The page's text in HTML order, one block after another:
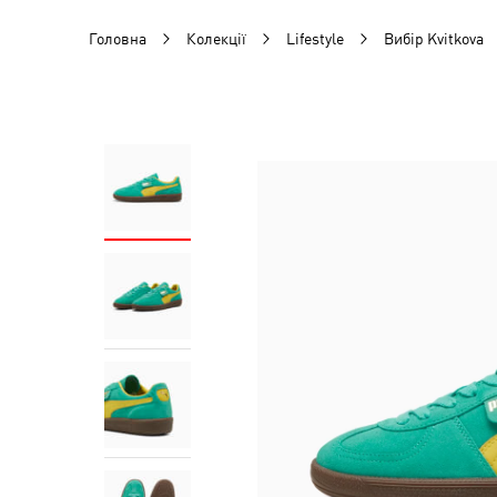
Головна Колекції Lifestyle Вибір Kvitkova